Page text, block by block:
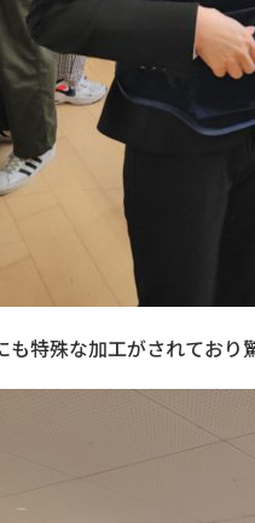
も特殊な加工がされており